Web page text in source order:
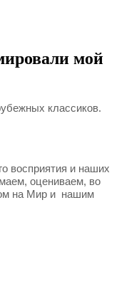
мой
классиков.
восприятия и наших
оцениваем, во
на Мир и нашим